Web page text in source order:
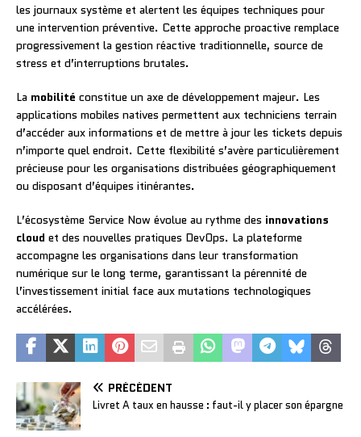
les journaux système et alertent les équipes techniques pour
une intervention préventive. Cette approche proactive remplace
progressivement la gestion réactive traditionnelle, source de
stress et d’interruptions brutales.
La mobilité constitue un axe de développement majeur. Les
applications mobiles natives permettent aux techniciens terrain
d’accéder aux informations et de mettre à jour les tickets depuis
n’importe quel endroit. Cette flexibilité s’avère particulièrement
précieuse pour les organisations distribuées géographiquement
ou disposant d’équipes itinérantes.
L’écosystème Service Now évolue au rythme des innovations
cloud et des nouvelles pratiques DevOps. La plateforme
accompagne les organisations dans leur transformation
numérique sur le long terme, garantissant la pérennité de
l’investissement initial face aux mutations technologiques
accélérées.
PRÉCÉDENT
Livret A taux en hausse : faut-il y placer son épargne